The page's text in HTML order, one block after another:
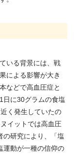
いる背景には、戦
による影響が大き
などで高血圧症と
日に30グラムの食塩
く発生していたの
イットでは高血圧
の研究により、「塩
運動が一種の信仰の